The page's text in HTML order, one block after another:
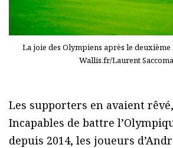
La joie des Olympiens après le deuxième
Wallis.fr/Laurent
Les supporters en avaient
Incapables de battre
depuis 2014, les joueurs